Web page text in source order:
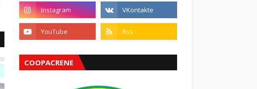
COOPACRENE